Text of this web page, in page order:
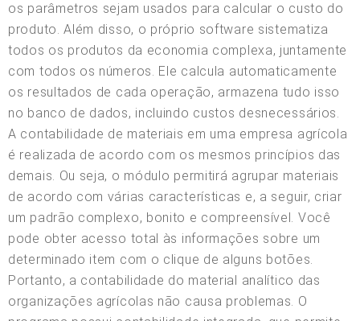
os parâmetros sejam usados para calcular o custo do
produto. Além disso, o próprio software sistematiza
todos os produtos da economia complexa, juntamente
com todos os números. Ele calcula automaticamente
os resultados de cada operação, armazena tudo isso
no banco de dados, incluindo custos desnecessários.
A contabilidade de materiais em uma empresa agrícola
é realizada de acordo com os mesmos princípios das
demais. Ou seja, o módulo permitirá agrupar materiais
de acordo com várias características e, a seguir, criar
um padrão complexo, bonito e compreensível. Você
pode obter acesso total às informações sobre um
determinado item com o clique de alguns botões.
Portanto, a contabilidade do material analítico das
organizações agrícolas não causa problemas. O